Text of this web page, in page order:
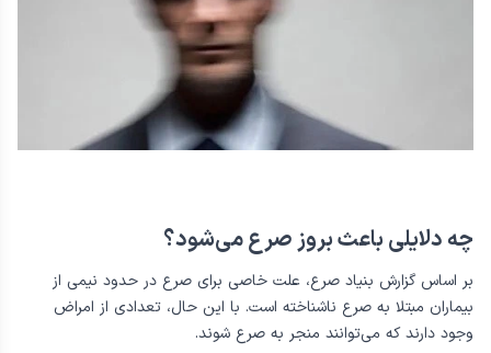
چه دلایلی باعث بروز صرع می‌شود؟
بر اساس گزارش بنیاد صرع، علت خاصی برای صرع در حدود نیمی ‌از
بیماران مبتلا به صرع ناشناخته است. با این حال، تعدادی از امراض
وجود دارند که می‌توانند منجر به صرع شوند.